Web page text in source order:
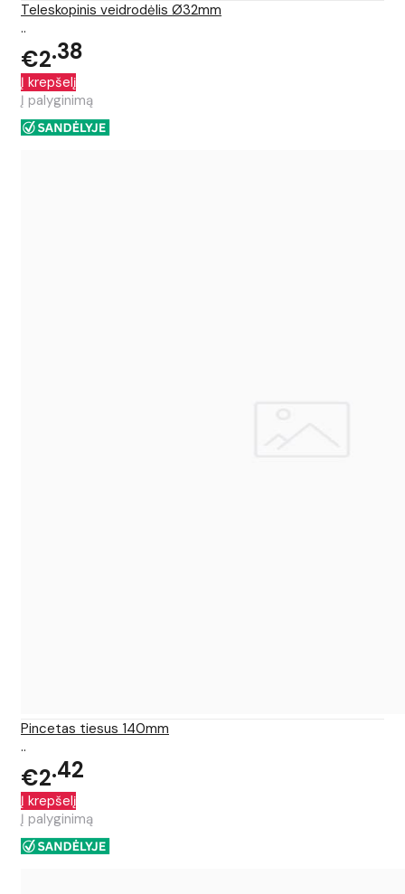
Teleskopinis veidrodėlis Ø32mm
..
€2 38
Į krepšelį
Į palyginimą
Pincetas tiesus 140mm
..
€2 42
Į krepšelį
Į palyginimą